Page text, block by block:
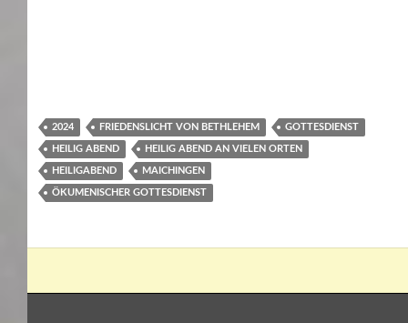
2024 FRIEDENSLICHT VON BETHLEHEM GOTTESDIENST
HEILIG ABEND HEILIG ABEND AN VIELEN ORTEN
HEILIGABEND MAICHINGEN
ÖKUMENISCHER GOTTESDIENST